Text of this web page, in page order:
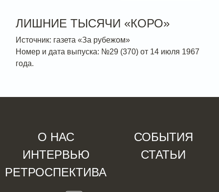
ЛИШНИЕ ТЫСЯЧИ «КОРО»
Источник: газета «За рубежом»
Номер и дата выпуска: №29 (370) от 14 июля 1967
года.
О НАС
СОБЫТИЯ
ИНТЕРВЬЮ
СТАТЬИ
РЕТРОСПЕКТИВА